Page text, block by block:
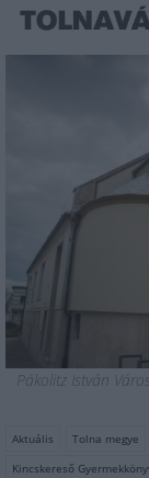
Pákolitz István
Aktuális Tolna megye
Kincskereső